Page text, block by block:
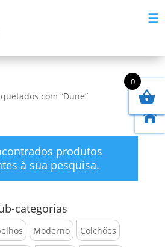
☰
com “Dune”
produtos
à sua pesquisa.
categorias
Moderno Colchões

0